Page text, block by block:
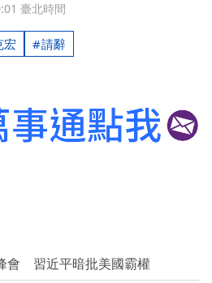
臺北時間
宏 請辭
會 習近平暗批美國霸權